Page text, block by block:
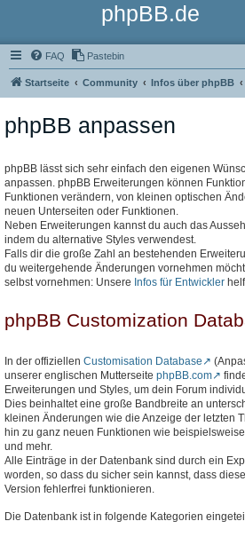
phpBB.de
FAQ Pastebin
Startseite Community Infos über phpBB
phpBB anpassen
phpBB lässt sich sehr einfach den eigenen
anpassen. phpBB Erweiterungen können
Funktionen verändern, von kleinen optischen
neuen Unterseiten oder Funktionen.
Neben Erweiterungen kannst du auch das
indem du alternative Styles verwendest.
Falls dir die große Zahl an bestehenden
du weitergehende Änderungen vornehmen
selbst vornehmen: Unsere Infos für Entwickler
phpBB Customization
In der offiziellen Customisation Database
unserer englischen Mutterseite phpBB.com
Erweiterungen und Styles, um dein Forum
Dies beinhaltet eine große Bandbreite an
kleinen Änderungen wie die Anzeige der letzten
hin zu ganz neuen Funktionen wie
und mehr.
Alle Einträge in der Datenbank sind durch ein
worden, so dass du sicher sein kannst, dass
Version fehlerfrei funktionieren.
Die Datenbank ist in folgende Kategorien